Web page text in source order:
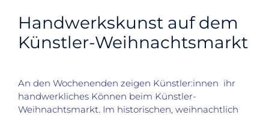
Handwerkskunst auf dem
Künstler-Weihnachtsmarkt
An den Wochenenden zeigen Künstler:innen ihr
handwerkliches Können beim Künstler-
Weihnachtsmarkt. Im historischen, weihnachtlich